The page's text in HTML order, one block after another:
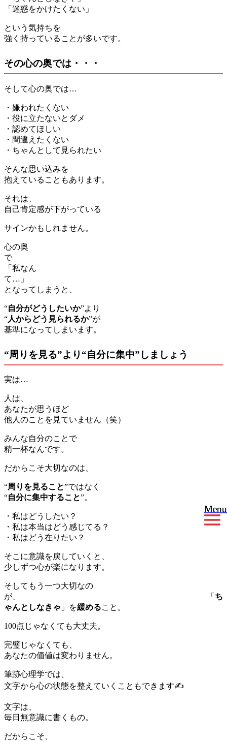
Menu
Menu
「迷惑をかけたくない」
という気持ちを
強く持っていることが多いです。
その心の奥では・・・
そして心の奥では…
・嫌われたくない
・役に立たないとダメ
・認めてほしい
・間違えたくない
・ちゃんとして見られたい
そんな思い込みを
抱えていることもあります。
それは、
自己肯定感が下がっている
サインかもしれません。
心の奥
「私なん
て…
となってしまうと、
“自分がどうしたいか”より
“人からどう見られるか”が
基準になってしまいます。
“周りを見る”より“自分に集中”しましょう
実は…
人は、
あなたが思うほど
他人のことを見ていません（笑）
みんな自分のことで
精一杯なんです。
だからこそ大切なのは、
“周りを見ること”ではなく
“自分に集中すること”。
・私はどうしたい？
・私は本当はどう感じてる？
・私はどう在りたい？
そこに意識を戻していくと、
少しずつ心が楽になります。
そしてもう一つ大切なの
が、 「 ち
ゃんとしなきゃ 」を緩めること。
100点じゃなくても大丈夫。
完璧じゃなくても、
あなたの価値は変わりません。
筆跡心理学では、
文字から心の状態を整えていくこともできます✍️
文字は、
毎日無意識に書くもの。
だからこそ、